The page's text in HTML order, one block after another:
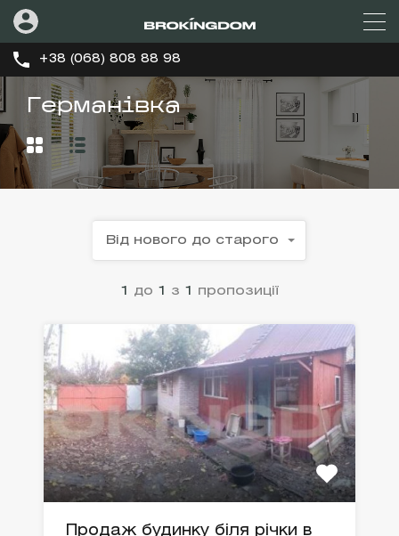
+38 (068) 808 88 98
Германівка
1 до 1 з 1 пропозиції
Від нового до старого
Продаж будинку біля річки в